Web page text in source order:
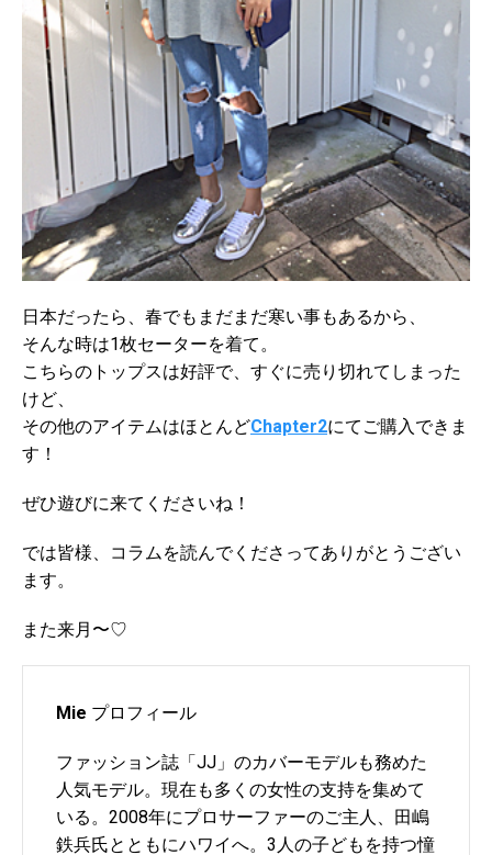
日本だったら、春でもまだまだ寒い事もあるから、
そんな時は1枚セーターを着て。
こちらのトップスは好評で、すぐに売り切れてしまった
けど、
その他のアイテムはほとんどChapter2にてご購入できま
す！
ぜひ遊びに来てくださいね！
では皆様、コラムを読んでくださってありがとうござい
ます。
また来月〜♡
Mie プロフィール
ファッション誌「JJ」のカバーモデルも務めた
人気モデル。現在も多くの女性の支持を集めて
いる。2008年にプロサーファーのご主人、田嶋
鉄兵氏とともにハワイへ。3人の子どもを持つ憧